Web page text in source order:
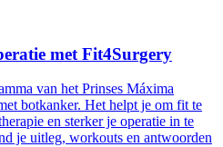
met Fit4Surgery
van het Prinses Máxima
botkanker. Het helpt je om fit te
en sterker je operatie in te
je uitleg, workouts en antwoorden